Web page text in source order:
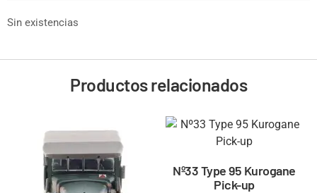
Sin existencias
Productos relacionados
Nº33 Type 95 Kurogane
Pick-up